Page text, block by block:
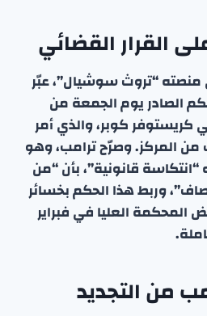
القرار القضائي
“تروث سوشيال”، عبّر
الصادر يوم الجمعة من
كريستوفر كوبر، والذي أمر
من المركز. وصرّح ترامب، وهو
قانونية”، بأن “من
وربط هذا الحكم بخسائر
العليا في فبراير
من التجديد